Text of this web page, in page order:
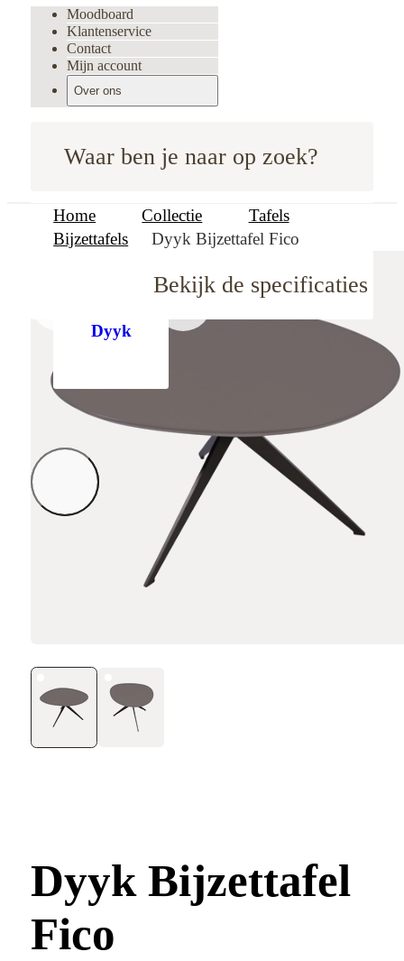
Waar ben je naar op zoek?
Moodboard
Klantenservice
Contact
Mijn account
Over ons
Home Collectie
Tafels
Bijzettafels
Dyyk Bijzettafel Fico
Dyyk
Bekijk de specificaties
Dyyk Bijzettafel
Fico